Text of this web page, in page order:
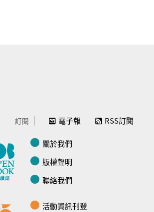
訂閱 電子報 RSS訂閱
關於我們
版權聲明
聯絡我們
活動資訊刊登